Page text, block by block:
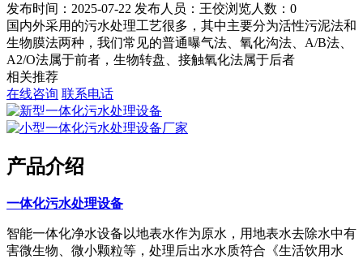
发布时间：2025-07-22 发布人员：王佼浏览人数： 0
国内外采用的污水处理工艺很多，其中主要分为活性污泥法和
生物膜法两种，我们常见的普通曝气法、氧化沟法、A/B法、
A2/O法属于前者，生物转盘、接触氧化法属于后者
相关推荐
在线咨询 联系电话
产品介绍
一体化污水处理设备
智能一体化净水设备以地表水作为原水，用地表水去除水中有
害微生物、微小颗粒等，处理后出水水质符合《生活饮用水